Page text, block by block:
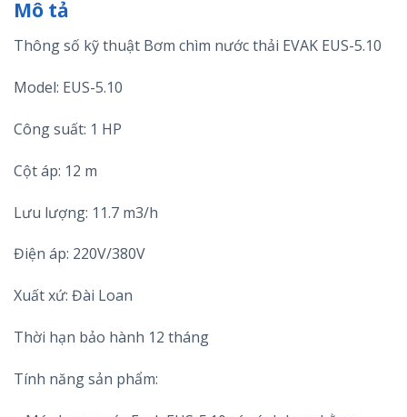
Mô tả
Thông số kỹ thuật Bơm chìm nước thải EVAK EUS-5.10
Model: EUS-5.10
Công suất: 1 HP
Cột áp: 12 m
Lưu lượng: 11.7 m3/h
Điện áp: 220V/380V
Xuất xứ: Đài Loan
Thời hạn bảo hành 12 tháng
Tính năng sản phẩm: